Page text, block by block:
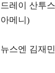
드레이 산투
아메니)
뉴스엔 김재